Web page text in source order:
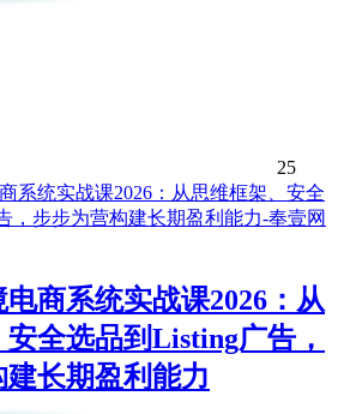
25
商系统实战课2026：从
全选品到Listing广告，
长期盈利能力